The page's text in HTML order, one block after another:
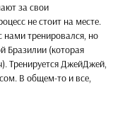
за свои
не стоит на месте.
нами тренировался, но
Бразилии (которая
Тренируется ДжейДжей,
В общем-то и все,